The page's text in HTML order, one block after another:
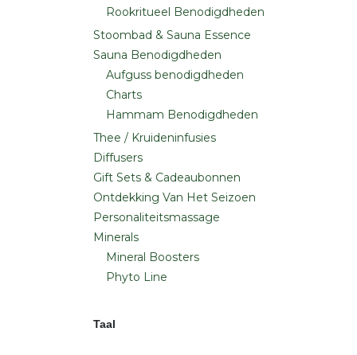
Rookritueel Benodigdheden
Stoombad & Sauna Essence
Sauna Benodigdheden
Aufguss benodigdheden
Charts
Hammam Benodigdheden
Thee / Kruideninfusies
Diffusers
Gift Sets & Cadeaubonnen
Ontdekking Van Het Seizoen
Personaliteitsmassage
Minerals
Mineral Boosters
Phyto Line
Taal